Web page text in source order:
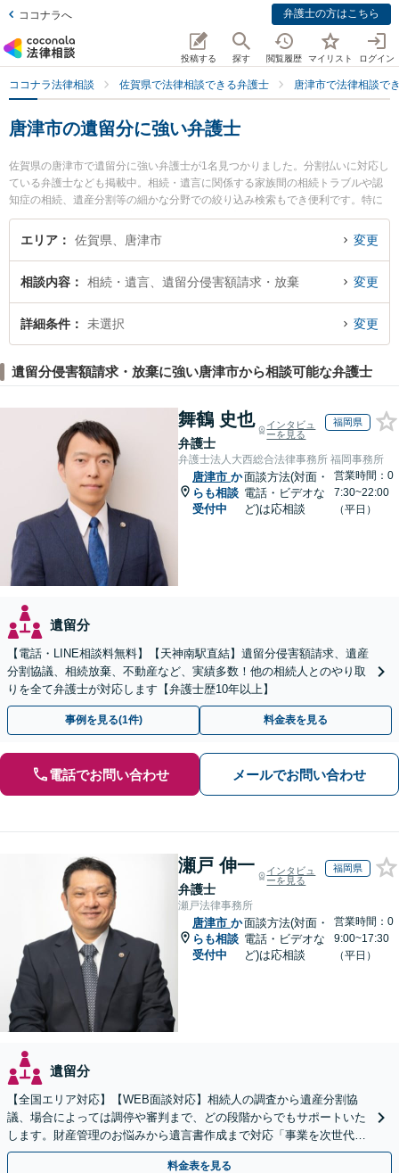
ココナラへ 弁護士の方はこちら
投稿する 探す 閲覧履歴 マイリスト ログイン
ココナラ法律相談 佐賀県で法律相談できる弁護士 唐津市で法律相談で
唐津市の遺留分に強い弁護士
佐賀県の唐津市で遺留分に強い弁護士が1名見つかりました。分割払いに対応し
ている弁護士なども掲載中。相続・遺言に関係する家族間の相続トラブルや認
知症の相続、遺産分割等の細かな分野での絞り込み検索もでき便利です。特に
松尾・川島法律事務所の永江 竜之介弁護士のプロフィール情報や弁護士費用、
強みなどが注目されています。『唐津市で土日や夜間に発生した遺留分のトラ
ブルを今すぐに弁護士に相談したい』『遺留分のトラブル解決の実績豊富な近
の弁護士に相談予約したい』などでお困りの相談者さんにおすすめです。
エリア 佐賀県、唐津市 変更
相談内容 相続・遺言、遺留分侵害額請求・放棄 変更
詳細条件 未選択 変更
遺留分侵害額請求・放棄に強い唐津市から相談可能な弁護士
舞鶴 史也
弁護士
インタビュ
ーを見る
福岡県
弁護士法人大西総合法律事務所 福岡事務所
唐津市 か
らも相談
受付中
面談方法(対面・
電話・ビデオな
ど)は応相談
営業時間：0
7:30~22:00
（平日）
遺留分
【電話・LINE相談料無料】【天神南駅直結】遺留分侵害額請求、遺産
分割協議、相続放棄、不動産など、実績多数！他の相続人とのやり取
りを全て弁護士が対応します【弁護士歴10年以上】
事例を見る(1件) 料金表を見る
電話でお問い合わせ メールでお問い合わせ
瀬戸 伸一
弁護士
インタビュ
ーを見る
福岡県
瀬戸法律事務所
唐津市 か
らも相談
受付中
面談方法(対面・
電話・ビデオな
ど)は応相談
営業時間：0
9:00~17:30
（平日）
遺留分
【全国エリア対応】【WEB面談対応】相続人の調査から遺産分割協
議、場合によっては調停や審判まで、どの段階からでもサポートいた
します。財産管理のお悩みから遺言書作成まで対応「事業を次世代に
引き継ぐ安心の事業承継をサポート」【完全個室相談】
料金表を見る